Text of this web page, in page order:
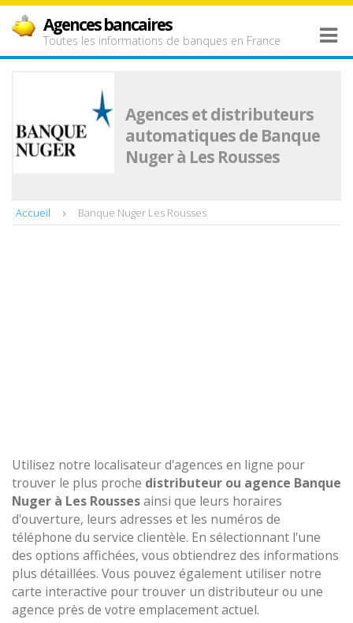
Agences bancaires
Toutes les informations de banques en France
Agences et distributeurs
automatiques de Banque
Nuger à Les Rousses
Accueil Banque Nuger Les Rousses
Utilisez notre localisateur d'agences en ligne pour
trouver le plus proche distributeur ou agence Banque
Nuger à Les Roussesainsi que leurs horaires
d'ouverture, leurs adresses et les numéros de
téléphone du service clientèle. En sélectionnant l'une
des options affichées, vous obtiendrez des informations
plus détaillées. Vous pouvez également utiliser notre
carte interactive pour trouver un distributeur ou une
agence près de votre emplacement actuel.